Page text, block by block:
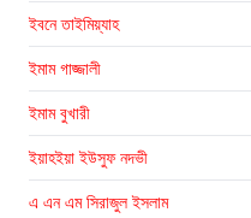
ইবনে তাইমিয়্যাহ
ইমাম গাজ্জালী
ইমাম বুখারী
ইয়াহইয়া ইউসুফ নদভী
এ এন এম সিরাজুল ইসলাম